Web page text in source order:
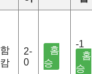
함
캄
2-
0
홈
승
-1
홈
승